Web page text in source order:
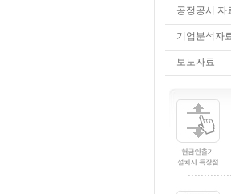
공정공시 자
기업분석자
보도자료